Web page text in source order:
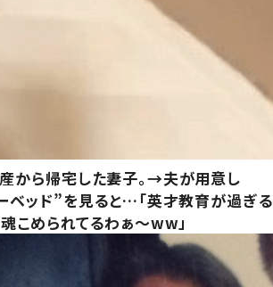
から帰宅した妻子。→夫が用意し
ベッド”を見ると…「英才教育が過ぎる
こめられてるわぁ～ww」